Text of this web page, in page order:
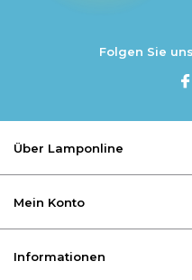
Folgen Sie
Über Lamponline
Mein Konto
Informationen